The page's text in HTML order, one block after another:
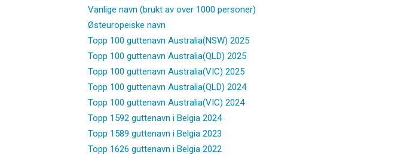
Vanlige navn (brukt av over 1000 personer)
Østeuropeiske navn
Topp 100 guttenavn Australia(NSW) 2025
Topp 100 guttenavn Australia(QLD) 2025
Topp 100 guttenavn Australia(VIC) 2025
Topp 100 guttenavn Australia(QLD) 2024
Topp 100 guttenavn Australia(VIC) 2024
Topp 1592 guttenavn i Belgia 2024
Topp 1589 guttenavn i Belgia 2023
Topp 1626 guttenavn i Belgia 2022